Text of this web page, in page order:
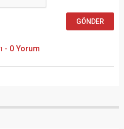
- 0 Yorum